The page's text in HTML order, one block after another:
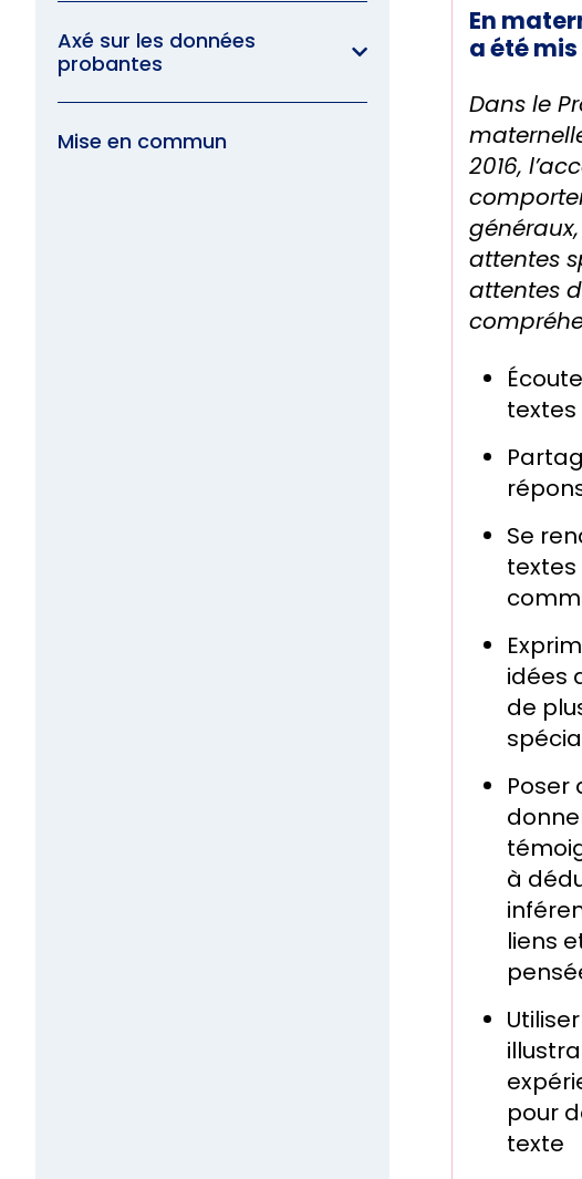
Axé sur les données
probantes
Mise en commun
En
a été
Dans le
2016,
attentes
attentes
textes
Se
idées
de
Poser
à
liens
pour
texte